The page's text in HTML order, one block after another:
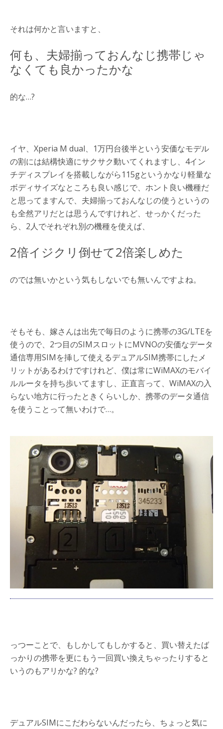
それは何かと言いますと、
何も、夫婦揃っておんなじ携帯じゃ
なくても良かったかな
的な…?
イヤ、Xperia M dual、1万円台後半という安価なモデル
の割には結構快適にサクサク動いてくれますし、4イン
チディスプレイを搭載しながら115gというかなり軽量な
ボディサイズなところも良い感じで、ホント良い機種だ
と思ってますんで、夫婦揃っておんなじの使うというの
も全然アリだとは思うんですけれど、せっかくだった
ら、2人でそれぞれ別の機種を使えば、
2倍イジクリ倒せて2倍楽しめた
のでは無いかという気もしないでも無いんですよね。
そもそも、嫁さんは出先で毎日のように携帯の3G/LTEを
使うので、2つ目のSIMスロットにMVNOの安価なデータ
通信専用SIMを挿して使えるデュアルSIM携帯にしたメ
リットがあるわけですけれど、僕は常にWiMAXのモバイ
ルルータを持ち歩いてますし、正直言って、WiMAXの入
らない地方に行ったときくらいしか、携帯のデータ通信
を使うことって無いわけで…。
っつーことで、もしかしてもしかすると、買い替えたば
っかりの携帯を更にもう一回買い換えちゃったりすると
いうのもアリかな? 的な?
デュアルSIMにこだわらないんだったら、ちょっと気に